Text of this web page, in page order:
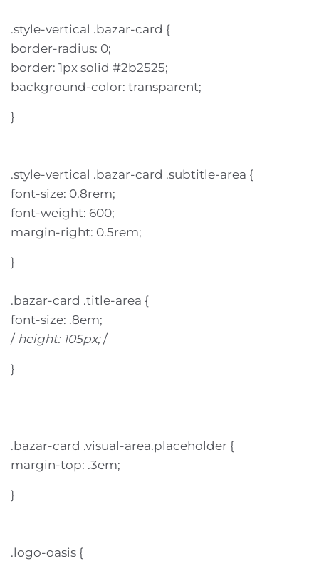
.style-vertical .bazar-card {
border-radius: 0;
border: 1px solid #2b2525;
background-color: transparent;
}
.style-vertical .bazar-card .subtitle-area {
font-size: 0.8rem;
font-weight: 600;
margin-right: 0.5rem;
}
.bazar-card .title-area {
font-size: .8em;
/ height: 105px;/
}
.bazar-card .visual-area.placeholder {
margin-top: .3em;
}
.logo-oasis {